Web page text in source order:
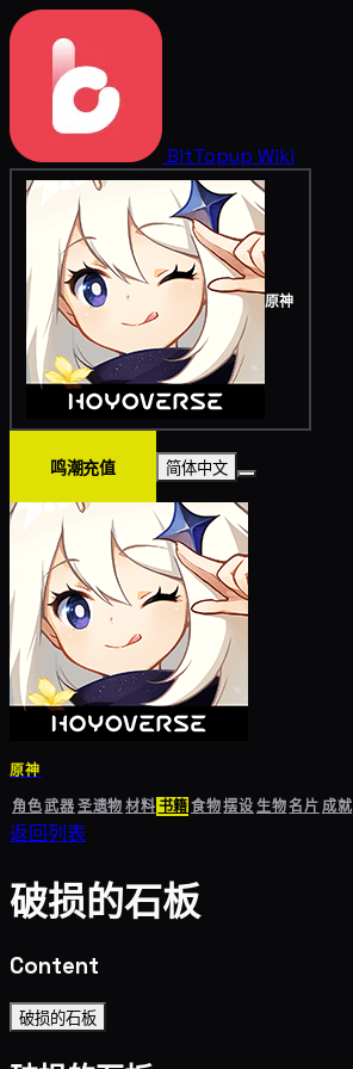
BitTopup Wiki
原神
鸣潮充值 简体中文
原神
角色武器圣遗物材料书籍食物摆设生物名片成就
返回列表
破损的石板
Content
破损的石板